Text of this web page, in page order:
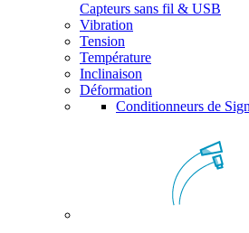
Capteurs sans fil & USB
Vibration
Tension
Température
Inclinaison
Déformation
Conditionneurs de